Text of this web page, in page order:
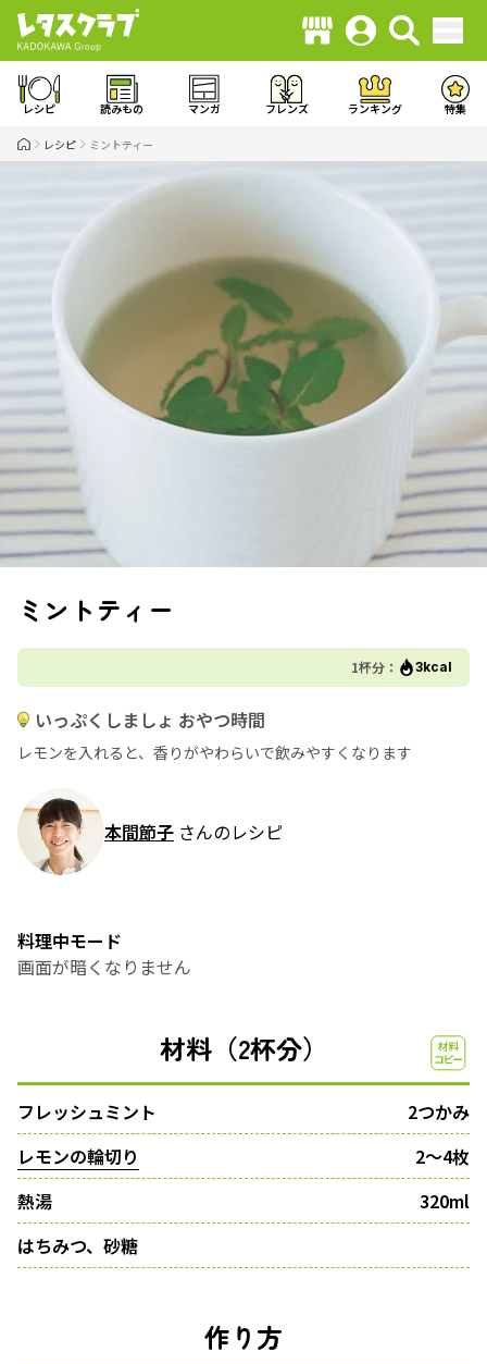
レシピ 読みもの マンガ フレンズ ランキング 特集
レシピ ミントティー
ミントティー
1杯分： 3kcal
いっぷくしましょ おやつ時間
レモンを入れると、香りがやわらいで飲みやすくなります
本間節子 さんのレシピ
料理中モード
画面が暗くなりません
材料（2杯分）
フレッシュミント
2つかみ
レモンの輪切り
2〜4枚
熱湯
320ml
はちみつ、砂糖
作り方